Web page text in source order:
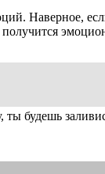
Наверное,
ты будешь